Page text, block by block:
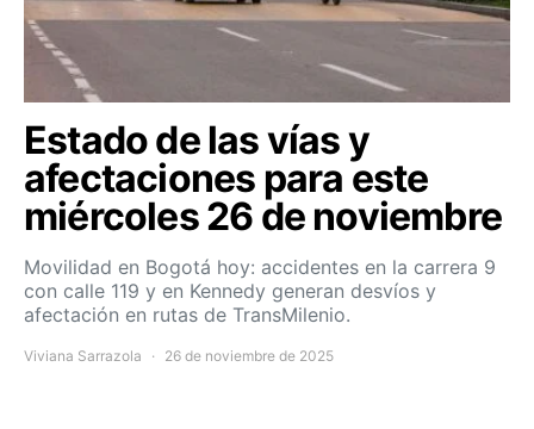
Estado de las vías y
afectaciones para este
miércoles 26 de noviembre
Movilidad en Bogotá hoy: accidentes en la carrera 9
con calle 119 y en Kennedy generan desvíos y
afectación en rutas de TransMilenio.
Viviana Sarrazola 26 de noviembre de 2025